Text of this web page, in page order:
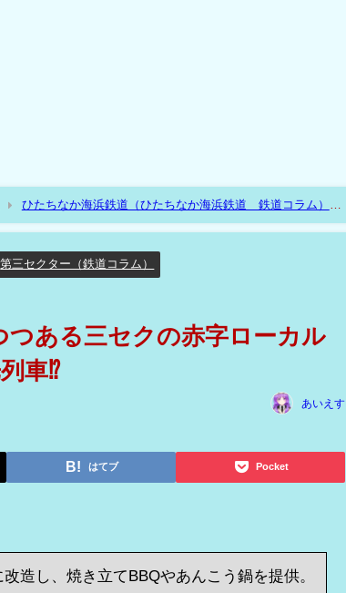
ひたちなか海浜鉄道（ひたちなか海浜鉄道 鉄道コラム）
剤は延伸と観光列車⁉
第三セクター（鉄道コラム）
ある三セクの赤字ローカル
車⁉
あいえす
はてブ Pocket
造し、焼き立てBBQやあんこう鍋を提供。